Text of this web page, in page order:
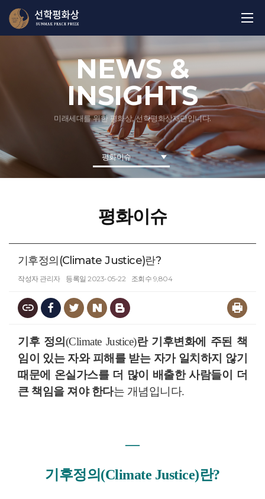
NEWS &
INSIGHTS
미래세대를 위한 평화상, 선학평화상재단입니다.
평화이슈
평화이슈
기후정의(Climate Justice)란?
작성자 관리자 등록일 2023-05-22 조회수 9,804
기후 정의(Climate Justice)란 기후변화에 주된 책
임이 있는 자와 피해를 받는 자가 일치하지 않기
때문에 온실가스를 더 많이 배출한 사람들이 더
큰 책임을 져야 한다는 개념입니다.
―
기후정의(Climate Justice)란?